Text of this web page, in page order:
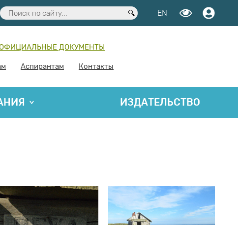
EN
ОФИЦИАЛЬНЫЕ ДОКУМЕНТЫ
Аспирантам Контакты
ИЗДАТЕЛЬСТВО